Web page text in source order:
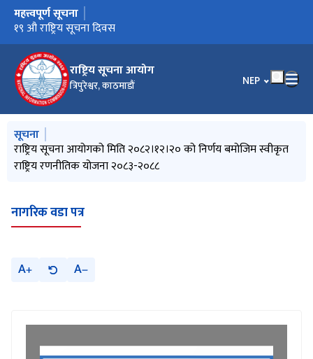
राष्ट्रिय सूचना आयोग
त्रिपुरेश्वर, काठमाडौं भाषा चयन गर्नुहोस्
NEP
मुख्य नेभिगेसनमा जानुहोस्
महत्त्वपूर्ण सूचना
उच्च अदालत पाटनका माननीय न्यायाधिशहरूसँग अन्तरक्रिया प्रेस विज्ञप्ती
पुनरावेदन उपरको आदेशहरु
१९ औ राष्ट्रिय सूचना दिवस
मुख्य नेभिगेसनमा जानुहोस्
सूचना
राष्ट्रिय सूचना आयोगको मिति २०८२।१२।२० को निर्णय बमोजिम स्वीकृत
राष्ट्रिय रणनीतिक योजना २०८३-२०८८
नागरिक वडा पत्र
A A